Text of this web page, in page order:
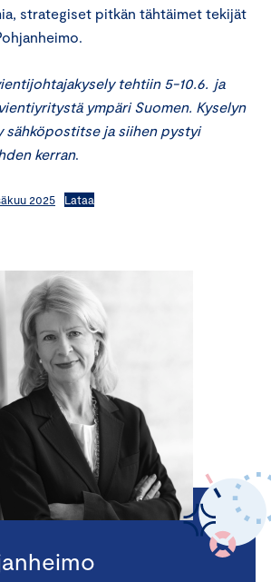
strategiset pitkän tähtäimet tekijät
tehtiin 5-10.6. ja
ympäri Suomen. Kyselyn
sähköpostitse ja siihen pystyi
kerran.
2025 Lataa